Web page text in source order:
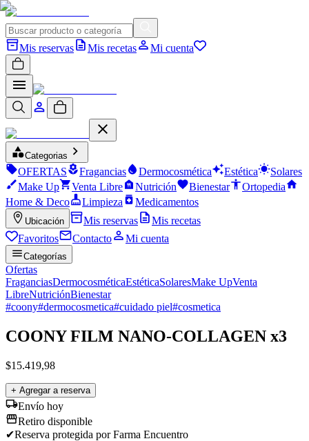
Mis reservas Mis recetas Mi cuenta
Categorias
OFERTAS Fragancias Dermocosmética Estética
Solares
Make Up
Venta Libre Nutrición Bienestar
Ortopedia
Home & Deco
Limpieza Medicamentos
Ubicación Mis reservas
Mis recetas
Favoritos
Contacto Mi cuenta
Categorías
Ofertas
FraganciasDermocosméticaEstéticaSolaresMake UpVenta
LibreNutriciónBienestar
#coony#dermocosmetica#cuidado piel#cosmetica
COONY FILM NANO-COLLAGEN x3
$15.419,98
+ Agregar a reserva
Envío hoy
Retiro disponible
✔Reserva protegida por Farma Encuentro